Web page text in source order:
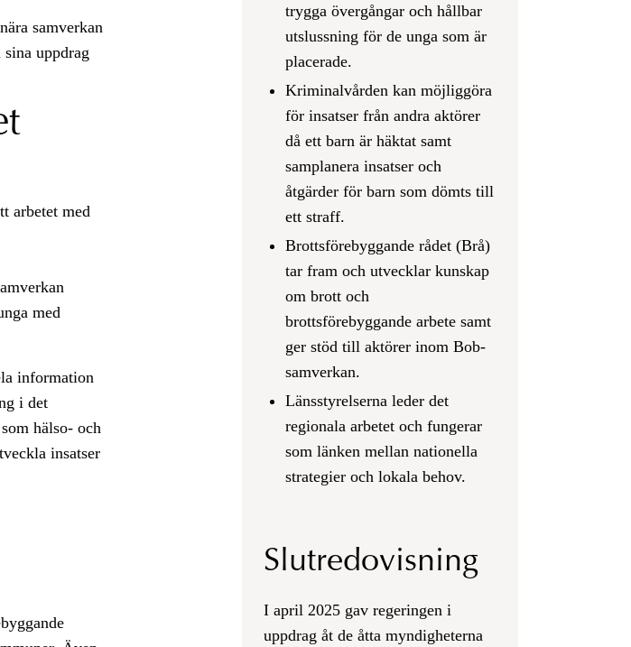
samverkan
uppdrag
arbetet med
med
information
i det
hälso- och
insatser
trygga övergångar och hållbar
utslussning för de unga som är
placerade.
Kriminalvården kan möjliggöra
för insatser från andra aktörer
då ett barn är häktat samt
samplanera insatser och
åtgärder för barn som dömts till
ett straff.
Brottsförebyggande rådet (Brå)
tar fram och utvecklar kunskap
om brott och
brottsförebyggande arbete samt
ger stöd till aktörer inom Bob-
samverkan.
Länsstyrelserna leder det
regionala arbetet och fungerar
som länken mellan nationella
strategier och lokala behov.
Slutredovisning
I april 2025 gav regeringen i
uppdrag åt de åtta myndigheterna